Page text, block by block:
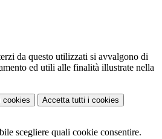
da questo utilizzati si avvalgono di
ed utili alle finalità illustrate nella
cookies Accetta tutti i cookies
scegliere quali cookie consentire.